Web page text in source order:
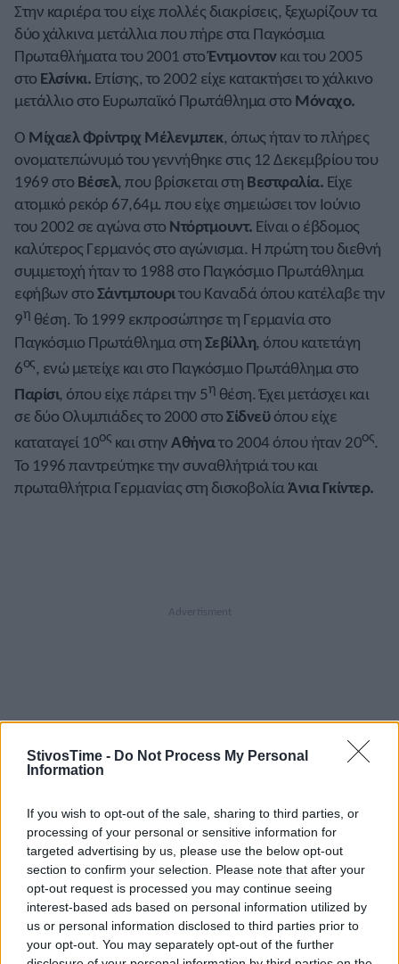
StivosTime - Do Not Process My Personal
Information
If you wish to opt-out of the sale, sharing to third parties, or
processing of your personal or sensitive information for
targeted advertising by us, please use the below opt-out
section to confirm your selection. Please note that after your
opt-out request is processed you may continue seeing
interest-based ads based on personal information utilized by
us or personal information disclosed to third parties prior to
your opt-out. You may separately opt-out of the further
Στην καριέρα του είχε πολλές διακρίσεις, ξεχωρίζουν τα
δύο χάλκινα μετάλλια που πήρε στα Παγκόσμια
Πρωταθλήματα του 2001 στοΈντμοντονκαι του 2005
στο Ελσίνκι. Επίσης, το 2002 είχε κατακτήσει το χάλκινο
μετάλλιο στο Ευρωπαϊκό Πρωτάθλημα στο Μόναχο.
Ο Μίχαελ Φρίντριχ Μέλενμπεκ, όπως ήταν το πλήρες
ονοματεπώνυμό του γεννήθηκε στις 12 Δεκεμβρίου του
1969 στο Βέσελ, που βρίσκεται στη Βεστφαλία. Είχε
ατομικό ρεκόρ 67,64μ. που είχε σημειώσει τον Ιούνιο
του 2002 σε αγώνα στο Ντόρτμουντ. Είναι ο έβδομος
καλύτερος Γερμανός στο αγώνισμα. Η πρώτη του διεθνή
συμμετοχή ήταν το 1988 στο Παγκόσμιο Πρωτάθλημα
εφήβων στοΣάντμπουριτου Καναδά όπου κατέλαβε την
9η θέση. Το 1999 εκπροσώπησε τη Γερμανία στο
Παγκόσμιο Πρωτάθλημα στηΣεβίλλη, όπου κατετάγη
6ος, ενώ μετείχε και στο Παγκόσμιο Πρωτάθλημα στο
Παρίσι, όπου είχε πάρει την 5η θέση. Έχει μετάσχει και
σε δύο Ολυμπιάδες το 2000 στοΣίδνεϋόπου είχε
καταταγεί 10ος και στηνΑθήνατο 2004 όπου ήταν 20ος.
Το 1996 παντρεύτηκε την συναθλήτριά του και
πρωταθλήτρια Γερμανίας στη δισκοβολίαΆνια Γκίντερ.
Εγγραφείτε στο Stivostime των